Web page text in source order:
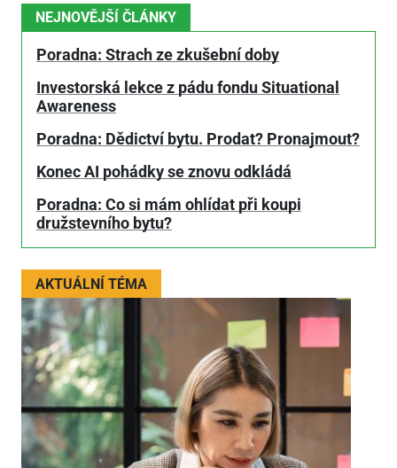
NEJNOVĚJŠÍ ČLÁNKY
Poradna: Strach ze zkušební doby
Investorská lekce z pádu fondu Situational
Awareness
Poradna: Dědictví bytu. Prodat? Pronajmout?
Konec AI pohádky se znovu odkládá
Poradna: Co si mám ohlídat při koupi
družstevního bytu?
AKTUÁLNÍ TÉMA